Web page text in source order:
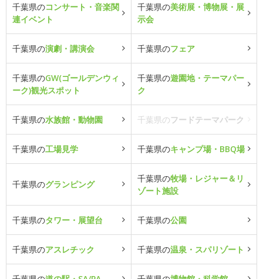
千葉県のコンサート・音楽関
連イベント
千葉県の美術展・博物展・展
示会
千葉県の演劇・講演会 千葉県のフェア
千葉県のGW(ゴールデンウィ
ーク)観光スポット
千葉県の遊園地・テーマパー
ク
千葉県の水族館・動物園 千葉県のフードテーマパーク
千葉県の工場見学 千葉県のキャンプ場・BBQ場
千葉県のグランピング
千葉県の牧場・レジャー＆リ
ゾート施設
千葉県のタワー・展望台 千葉県の公園
千葉県のアスレチック 千葉県の温泉・スパリゾート